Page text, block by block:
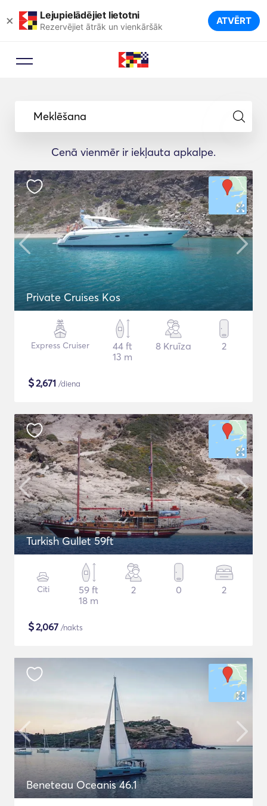
× Lejupielādējiet lietotni
Rezervējiet ātrāk un vienkāršāk ATVĒRT
Meklēšana
Cenā vienmēr ir iekļauta apkalpe.
Private Cruises Kos
Express Cruiser
44 ft
13 m
8 Kruīza 2
$2,671 /diena
Turkish Gullet 59ft
Citi
59 ft
18 m
2 0 2
$2,067 /nakts
Beneteau Oceanis 46.1